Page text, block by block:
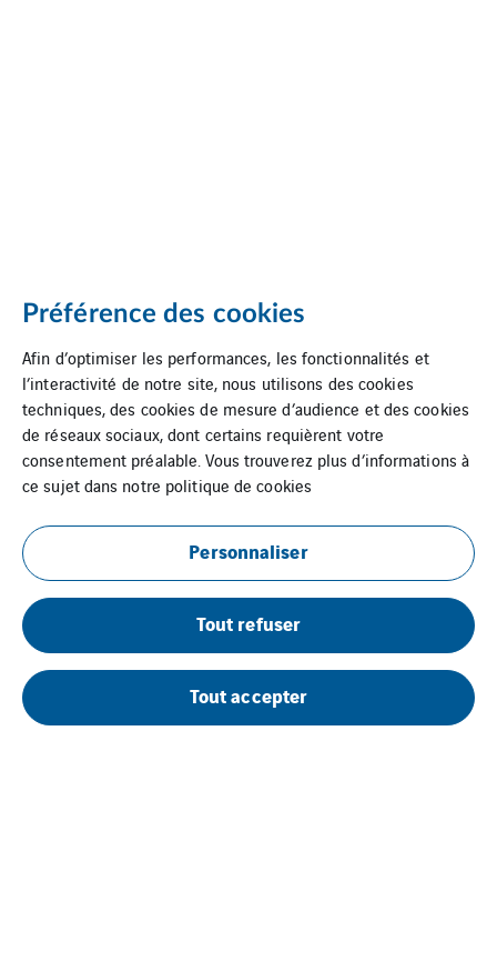
Uxello Colmar
Préférence des cookies
Afin d’optimiser les performances, les fonctionnalités et
l’interactivité de notre site, nous utilisons des cookies
techniques, des cookies de mesure d’audience et des cookies
de réseaux sociaux, dont certains requièrent votre
consentement préalable. Vous trouverez plus d’informations à
ce sujet dans notre politique de cookies
Personnaliser
Tout refuser
Tout accepter